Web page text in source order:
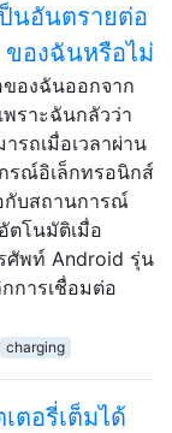
นอันตรายต่อ
องฉันหรือไม่
องฉันออกจาก
พราะฉันกลัวว่า
รถเมื่อเวลาผ่าน
รณ์อิเล็กทรอนิกส์
กับสถานการณ์
ตโนมัติเมื่อ
ศัพท์ Android รุ่น
การเชื่อมต่อ
charging
ตอรี่เต็มได้